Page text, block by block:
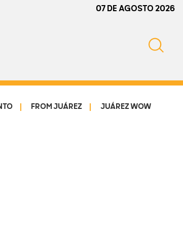
07 DE AGOSTO 2026
FROM JUÁREZ JUÁREZ WOW